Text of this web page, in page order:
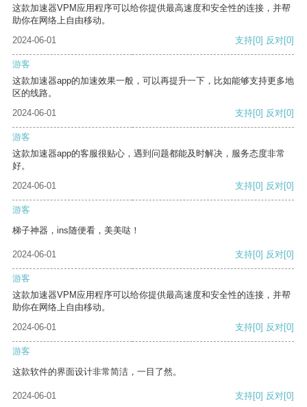
这款加速器VPM应用程序可以给你提供最高速度和安全性的连接，并帮
助你在网络上自由移动。
2024-06-01
支持[0] 反对[0]
游客
这款加速器app的加速效果一般，可以再提升一下，比如能够支持更多地
区的线路。
2024-06-01
支持[0] 反对[0]
游客
这款加速器app的客服很贴心，遇到问题都能及时解决，服务态度非常
好。
2024-06-01
支持[0] 反对[0]
游客
梯子神器，ins随便看，美美哒！
2024-06-01 支持[0] 反对[0]
游客
这款加速器VPM应用程序可以给你提供最高速度和安全性的连接，并帮
助你在网络上自由移动。
2024-06-01
支持[0] 反对[0]
游客
这款软件的界面设计非常简洁，一目了然。
2024-06-01 支持[0] 反对[0]